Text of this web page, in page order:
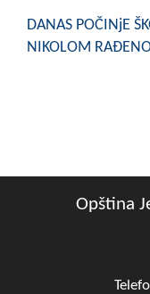
DANAS POČINjE
NIKOLOM
Opština